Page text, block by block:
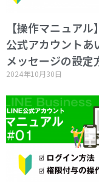
【操作マニュア
公式アカウントあ
メッセージの設定
2024年10月30日